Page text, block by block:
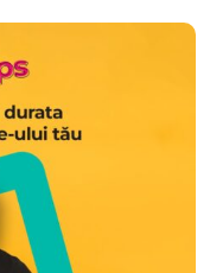
poate fi
câteva ponturi
ce ai nevoie: 🙋